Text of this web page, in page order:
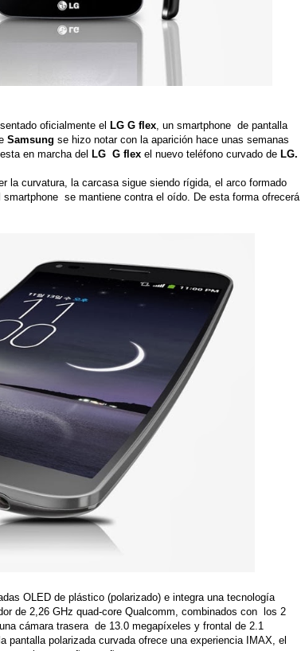
oficialmente el LG G flex, un smartphone de pantalla
Samsung se hizo notar con la aparición hace unas semanas
en marcha del LG G flex el nuevo teléfono curvado de LG.
la curvatura, la carcasa sigue siendo rígida, el arco formado
se mantiene contra el oído. De esta forma ofrecerá
OLED de plástico (polarizado) e integra una tecnología
de 2,26 GHz quad-core Qualcomm, combinados con los 2
cámara trasera de 13.0 megapíxeles y frontal de 2.1
polarizada curvada ofrece una experiencia IMAX, el